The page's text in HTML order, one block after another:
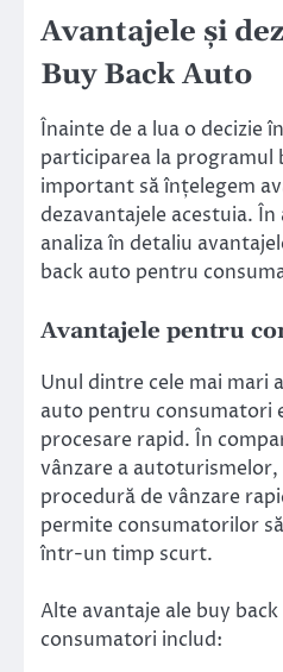
Avantajele și
Buy Back Auto
Înainte de a lua o decizie
participarea la programul
important să înțelegem
dezavantajele acestuia.
analiza în detaliu
back auto pentru
Avantajele pentru
Unul dintre cele mai mari
auto pentru consumatori
procesare rapid. În
vânzare a
procedură de vânzare
permite consumatorilor
într-un timp scurt.
Alte avantaje ale buy
consumatori includ: